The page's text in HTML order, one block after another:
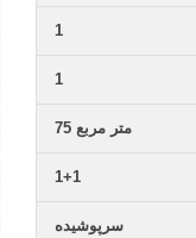
1
1
75 متر مربع
1+1
سرپوشیده